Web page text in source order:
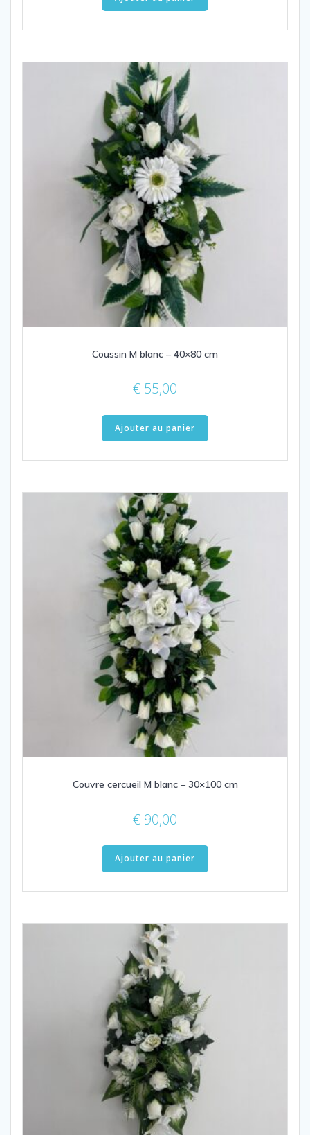
Coussin M blanc – 40×80 cm
€ 55,00
Ajouter au panier
Couvre cercueil M blanc – 30×100 cm
€ 90,00
Ajouter au panier